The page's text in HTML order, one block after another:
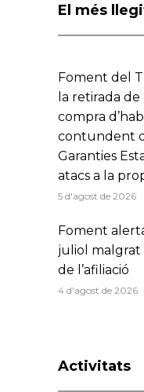
El més
Foment del
la retirada
compra
contundent
Garanties
atacs a la
5 d'agost de 2026
Foment
juliol
de l’afiliació
4 d'agost de 2026
Activitats